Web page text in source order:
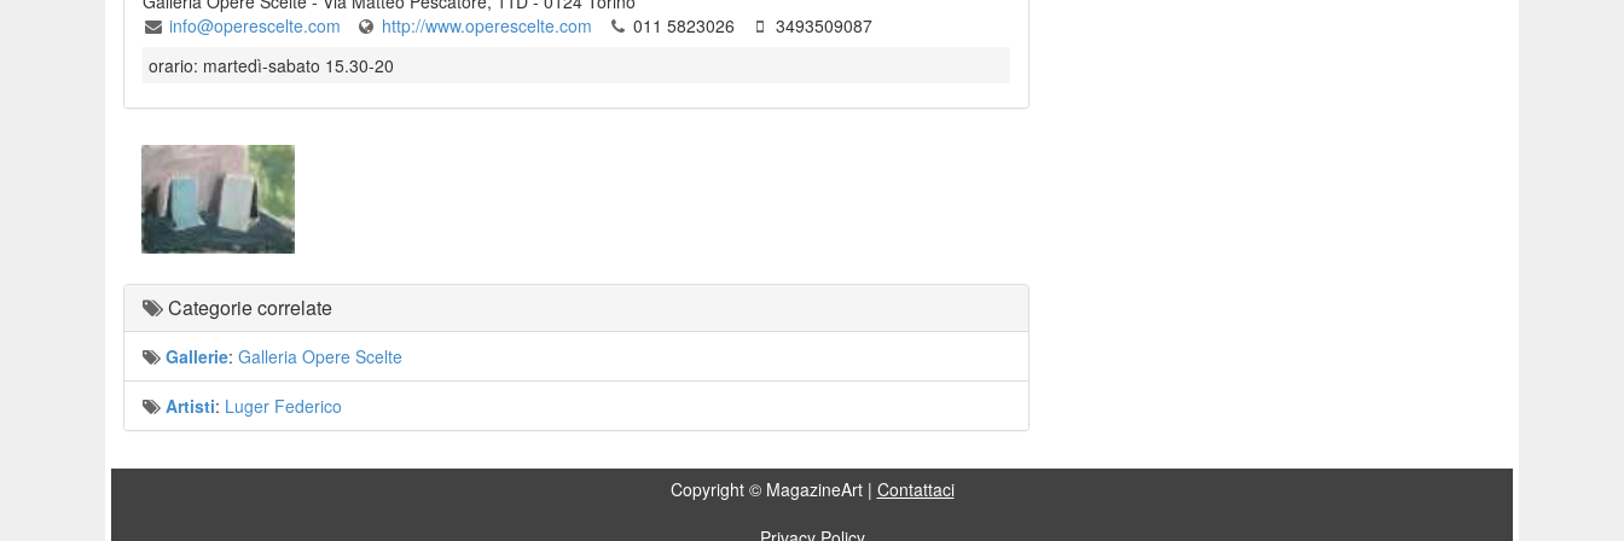
info@operescelte.com
http://www.operescelte.com 011 5823026
3493509087
orario: martedì-sabato 15.30-20
Categorie correlate
Gallerie: Galleria Opere Scelte
Artisti: Luger Federico
Copyright © MagazineArt | Contattaci